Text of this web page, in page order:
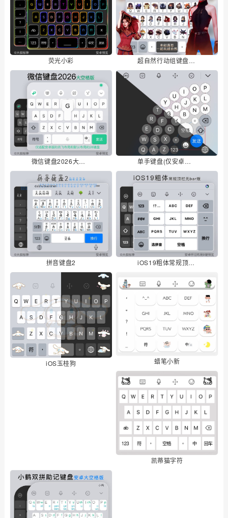
荧光小彩 超自然行动组键盘赵露思版
微信键盘2026大空格版 单手键盘(仅安卓适配扇形)
拼音键盘2 iOS19粗体常规顶栏无bar版
iOS玉桂狗 蜡笔小新
凯蒂猫字符